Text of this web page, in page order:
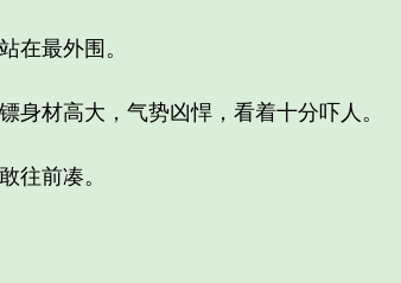
最外围。
材高大，气势凶悍，看着十分吓人。
前凑。